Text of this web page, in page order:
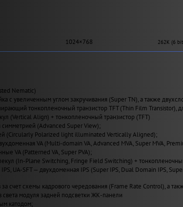
1024×768 262K (6
Nematic)
с увеличенным углом закручивания (Super TN), а также
тонкопленочный транзистор TFT (Thin Film
(Vertical Align) + тонкопленочный транзистор (TFT)
(Advanced Super View);
(Circularly Polarized light illuminated Vertically Aligned);
VA (Multi-domain VA, Advanced MVA, Super MVA,
VA (Patterned VA, Super PVA);
(In-Plane Switching, Fringe Field Switching) +
IPS, UA-SFT — двухдоменная IPS (Super IPS, Dual Domain IPS,
за счет схемы кадрового чередования (Frame Rate Control), а
света модуля задней подсветки ЖК-панели
катодом;